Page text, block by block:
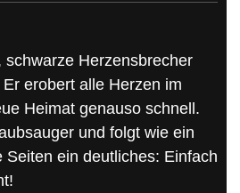
schwarze Herzensbrecher
erobert alle Herzen im
Heimat genauso schnell.
und folgt wie ein
Seiten ein deutliches: Einfach